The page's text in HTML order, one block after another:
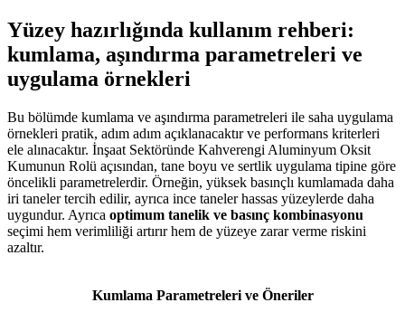
Yüzey hazırlığında kullanım rehberi:
kumlama, aşındırma parametreleri ve
uygulama örnekleri
Bu bölümde kumlama ve aşındırma parametreleri ile saha uygulama
örnekleri pratik, adım adım açıklanacaktır ve performans kriterleri
ele alınacaktır. İnşaat Sektöründe Kahverengi Aluminyum Oksit
Kumunun Rolü açısından, tane boyu ve sertlik uygulama tipine göre
öncelikli parametrelerdir. Örneğin, yüksek basınçlı kumlamada daha
iri taneler tercih edilir, ayrıca ince taneler hassas yüzeylerde daha
uygundur. Ayrıca optimum tanelik ve basınç kombinasyonu
seçimi hem verimliliği artırır hem de yüzeye zarar verme riskini
azaltır.
Kumlama Parametreleri ve Öneriler